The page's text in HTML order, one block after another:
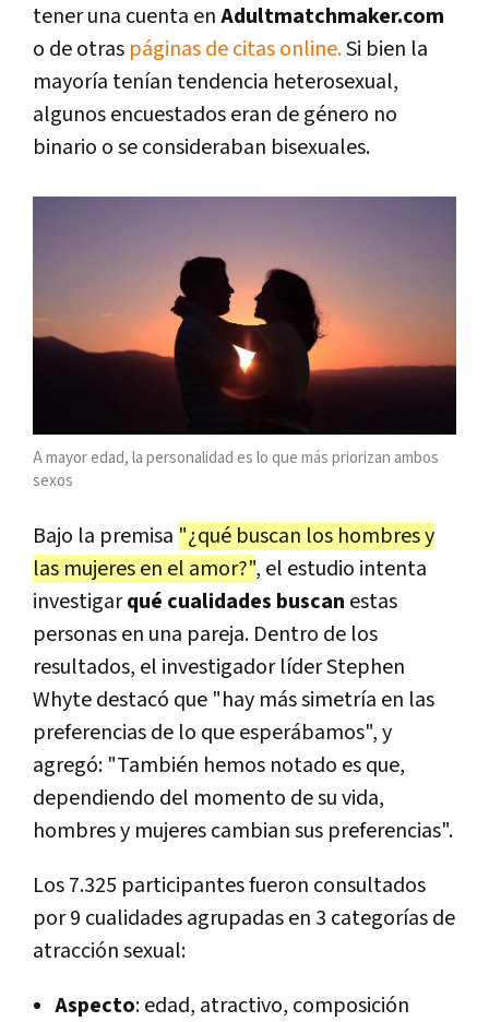
tener una cuenta enAdultmatchmaker.com
o de otras páginas de citas online.Si bien la
mayoría tenían tendencia heterosexual,
algunos encuestados eran de género no
binario o se consideraban bisexuales.
A mayor edad, la personalidad es lo que más priorizan ambos
sexos
Bajo la premisa "¿qué buscan los hombres y
las mujeres en el amor?", el estudio intenta
investigarqué cualidades buscan estas
personas en una pareja. Dentro de los
resultados, el investigador líder Stephen
Whyte destacó que "hay más simetría en las
preferencias de lo que esperábamos", y
agregó: "También hemos notado es que,
dependiendo del momento de su vida,
hombres y mujeres cambian sus preferencias".
Los 7.325 participantes fueron consultados
por 9 cualidades agrupadas en 3 categorías de
atracción sexual:
Aspecto: edad, atractivo, composición